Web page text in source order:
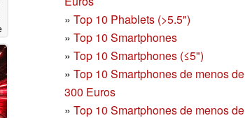
» Top 10 Phablets (>5.5")
» Top 10 Smartphones
» Top 10 Smartphones (≤5")
» Top 10 Smartphones de menos de
300 Euros
» Top 10 Smartphonesde menos de